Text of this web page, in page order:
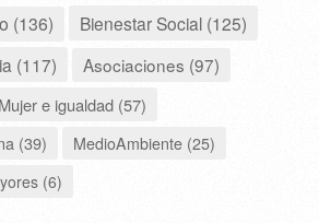
(136)
Bienestar Social (125)
(117)
Asociaciones (97)
Mujer e igualdad (57)
(39)
MedioAmbiente (25)
(6)